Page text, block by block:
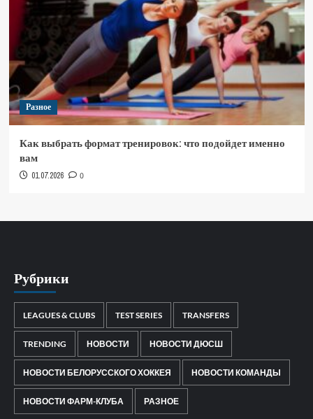
Разное
Как выбрать формат тренировок: что подойдет именно
вам
01.07.2026 0
Рубрики
LEAGUES & CLUBS TEST SERIES TRANSFERS
TRENDING НОВОСТИ НОВОСТИ ДЮСШ
НОВОСТИ БЕЛОРУССКОГО ХОККЕЯ НОВОСТИ КОМАНДЫ
НОВОСТИ ФАРМ-КЛУБА РАЗНОЕ